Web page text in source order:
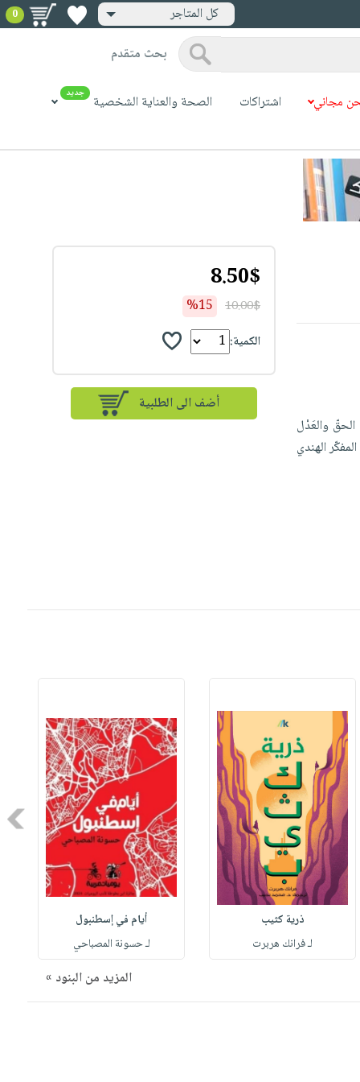
كل المتاجر 0
بحث متقدم
مجاني اشتراكات الصحة والعناية الشخصية جديد
والعَدْل
الهندي
8.50$
10.00$
%15
الكمية:
أضف الى الطلبية
ذرية كثيب
لـ فرانك هربرت
أيام في إسطنبول
لـ حسونة المصباحي
المزيد من البنود »